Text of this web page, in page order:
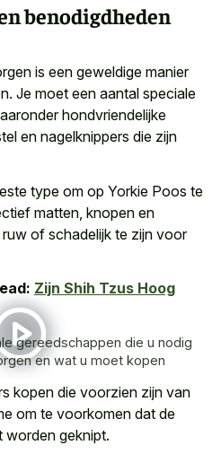
benodigdheden
is een geweldige manier
Je moet een aantal speciale
hondvriendelijke
en nagelknippers die zijn
type om op Yorkie Poos te
matten, knopen en
of schadelijk te zijn voor
Zijn Shih Tzus Hoog
gereedschappen die u nodig
en wat u moet kopen
kopen die voorzien zijn van
om te voorkomen dat de
worden geknipt.